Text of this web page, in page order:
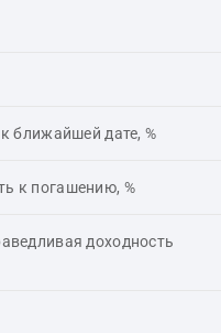
ближайшей дате, %
к погашению, %
доходность